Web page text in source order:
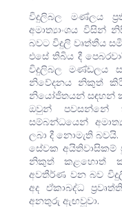
විදුලිබල මණ්ලය
අමාත්‍යාංශය විසින්
බවට විදුලි වෘත්තීය
එසේ තිබිය දී
විදුලිබල මණ්ඩලය
නිවේදනය නිකුත්
නියෝජිතයන් සඳහන්
ඔවුන් පවසන්නේ
සම්බන්ධයෙන්
ලබා දී නොමැති බවයි.
සේවක
නිකුත් කළහොත්
අවතීර්ණ වන බව
අද ඒකාබද්ධ
අනතුරු ඇඟවූවා.